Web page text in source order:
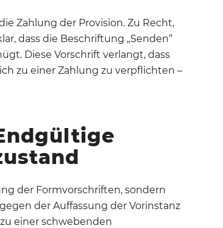
Zahlung der Provision. Zu Recht,
dass die Beschriftung „Senden“
. Diese Vorschrift verlangt, dass
zu einer Zahlung zu verpflichten –
der Formvorschriften, sondern
der Auffassung der Vorinstanz
einer schwebenden